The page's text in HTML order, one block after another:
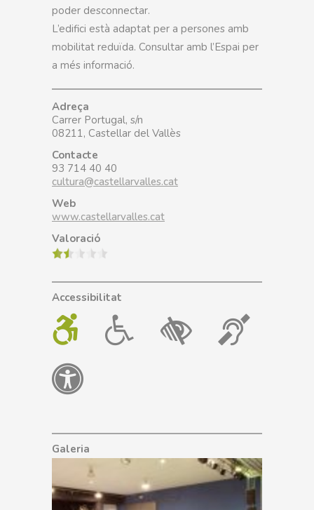
poder desconnectar.
L’edifici està adaptat per a persones amb
mobilitat reduïda. Consultar amb l’Espai per
a més informació.
Adreça
Carrer Portugal, s/n
08211, Castellar del Vallès
Contacte
93 714 40 40
cultura@castellarvalles.cat
Web
www.castellarvalles.cat
Valoració
Accessibilitat
Galeria